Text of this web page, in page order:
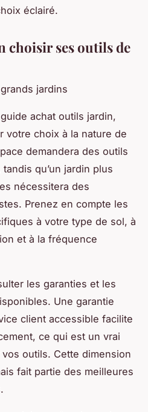
éclairé.
choisir ses outils de
jardins
achat outils jardin,
votre choix à la nature de
demandera des outils
qu’un jardin plus
nécessitera des
Prenez en compte les
à votre type de sol, à
et à la fréquence
les garanties et les
Une garantie
client accessible facilite
ce qui est un vrai
outils. Cette dimension
fait partie des meilleures